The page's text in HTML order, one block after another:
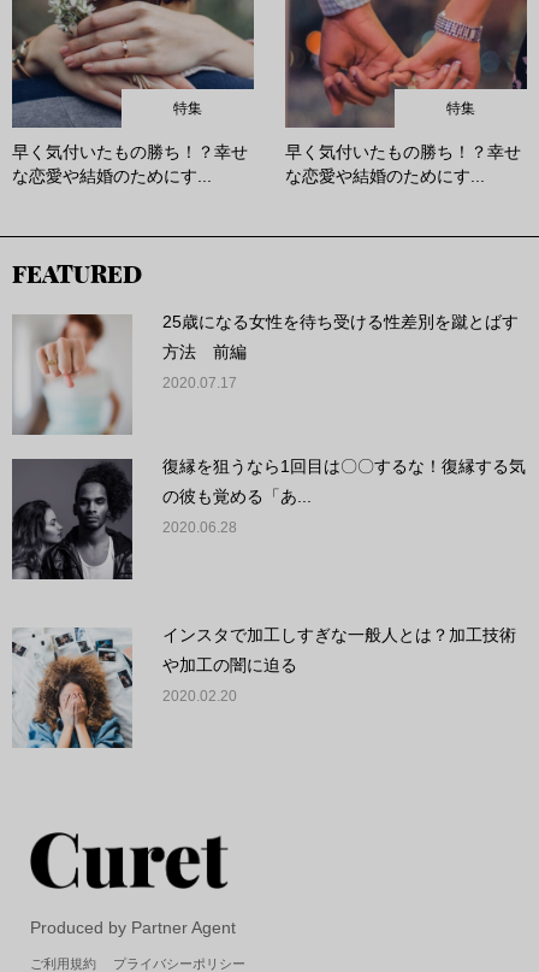
特集
早く気付いたもの勝ち！？幸せ
な恋愛や結婚のためにす...
特集
早く気付いたもの勝ち！？幸せ
な恋愛や結婚のためにす...
FEATURED
25歳になる女性を待ち受ける性差別を蹴とばす
方法 前編
2020.07.17
復縁を狙うなら1回目は〇〇するな！復縁する気
の彼も覚める「あ...
2020.06.28
インスタで加工しすぎな一般人とは？加工技術
や加工の闇に迫る
2020.02.20
Produced by Partner Agent
ご利用規約 プライバシーポリシー